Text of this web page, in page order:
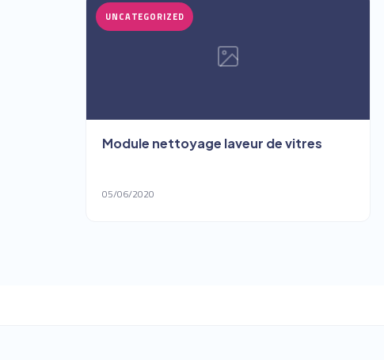
UNCATEGORIZED
Module nettoyage laveur de vitres
05/06/2020